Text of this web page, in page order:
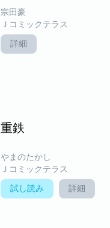
宗田豪
Ｊコミックテラス
詳細
重鉄
やまのたかし
Ｊコミックテラス
試し読み 詳細